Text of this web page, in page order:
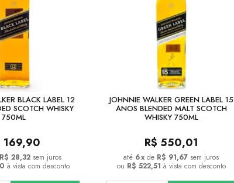
BLACK LABEL 12
SCOTCH WHISKY
750ML
169,90
R$ 28,32 sem juros
à vista com desconto
JOHNNIE WALKER GREEN LABEL 15
ANOS BLENDED MALT SCOTCH
WHISKY 750ML
R$ 550,01
6x de R$ 91,67 sem juros
ou R$ 522,51 à vista com desconto